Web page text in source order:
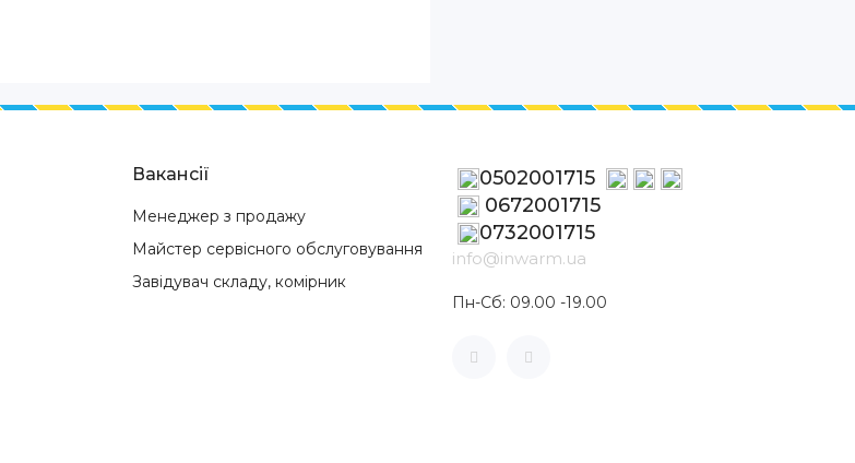
Вакансії
Менеджер з продажу
Майстер сервісного обслуговування
Завідувач складу, комірник
0502001715
0672001715
0732001715
info@inwarm.ua
Пн-Сб: 09.00 -19.00